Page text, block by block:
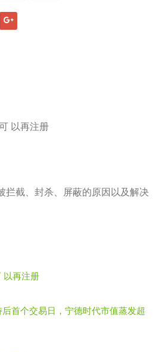
以再注册
拦截、封杀、屏蔽的原因以及解决
以再注册
首个交易日，宁德时代市值蒸发超